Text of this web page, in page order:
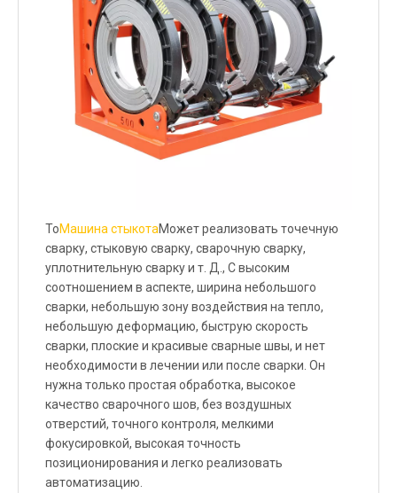
ТоМашина стыкотаМожет реализовать точечную
сварку, стыковую сварку, сварочную сварку,
уплотнительную сварку и т. Д., С высоким
соотношением в аспекте, ширина небольшого
сварки, небольшую зону воздействия на тепло,
небольшую деформацию, быструю скорость
сварки, плоские и красивые сварные швы, и нет
необходимости в лечении или после сварки. Он
нужна только простая обработка, высокое
качество сварочного шов, без воздушных
отверстий, точного контроля, мелкими
фокусировкой, высокая точность
позиционирования и легко реализовать
автоматизацию.